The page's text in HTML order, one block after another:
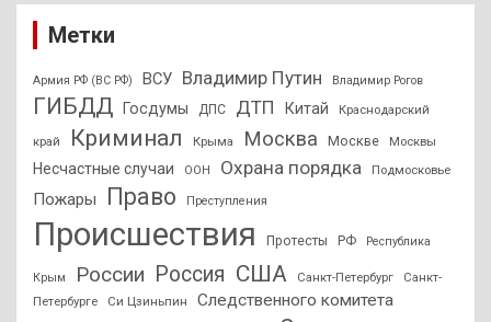
Метки
Армия РФ (ВС РФ) ВСУ Владимир Путин Владимир Рогов
ГИБДД Госдумы ДПС ДТП Китай Краснодарский
край Криминал Крыма Москва Москве Москвы
Несчастные случаи ООН Охрана порядка Подмосковье
Пожары Право Преступления
Происшествия Протесты РФ Республика
Крым России Россия США Санкт-Петербург
Санкт-
Петербурге
Си Цзиньпин
Следственного комитета